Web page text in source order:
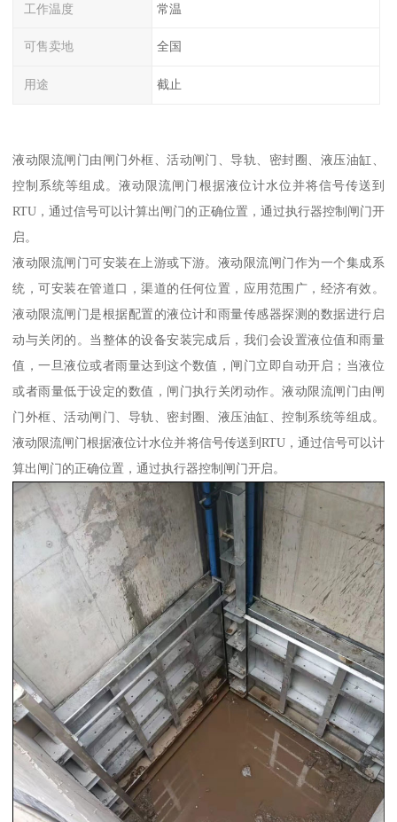
工作温度 常温
可售卖地 全国
用途 截止
液动限流闸门由闸门外框、活动闸门、导轨、密封圈、液压油缸、
控制系统等组成。液动限流闸门根据液位计水位并将信号传送到
RTU，通过信号可以计算出闸门的正确位置，通过执行器控制闸门开
启。
液动限流闸门可安装在上游或下游。液动限流闸门作为一个集成系
统，可安装在管道口，渠道的任何位置，应用范围广，经济有效。
液动限流闸门是根据配置的液位计和雨量传感器探测的数据进行启
动与关闭的。当整体的设备安装完成后，我们会设置液位值和雨量
值，一旦液位或者雨量达到这个数值，闸门立即自动开启；当液位
或者雨量低于设定的数值，闸门执行关闭动作。液动限流闸门由闸
门外框、活动闸门、导轨、密封圈、液压油缸、控制系统等组成。
液动限流闸门根据液位计水位并将信号传送到RTU，通过信号可以计
算出闸门的正确位置，通过执行器控制闸门开启。